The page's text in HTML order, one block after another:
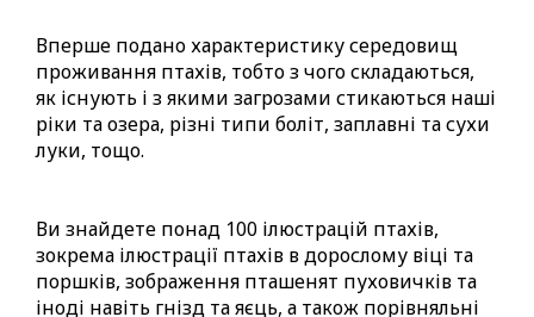
Вперше подано характеристику середовищ
проживання птахів, тобто з чого складаються,
як існують і з якими загрозами стикаються наші
ріки та озера, різні типи боліт, заплавні та сухи
луки, тощо.
Ви знайдете понад 100 ілюстрацій птахів,
зокрема ілюстрації птахів в дорослому віці та
поршків, зображення пташенят пуховичків та
іноді навіть гнізд та яєць, а також порівняльні